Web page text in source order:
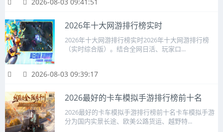
2026年十大网游排行榜实时
2026年十大网游排行榜实时2026年十大网游排行榜
（实时综合版）。结合全网日活、玩家口...
2026-08-03 09:39:17
2026最好的卡车模拟手游排行榜前十名
2026最好的卡车模拟手游排行榜前十名卡车模拟手游
分为国内实景长途、欧美公路货运、越野特...